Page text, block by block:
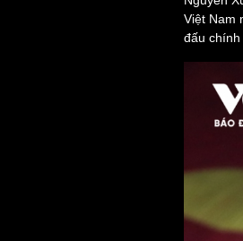
Việt Nam
đấu chính